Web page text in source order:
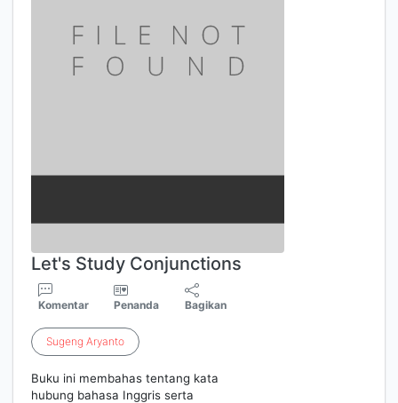
Let's Study Conjunctions
Komentar Penanda Bagikan
Sugeng Aryanto
Buku ini membahas tentang kata
hubung bahasa Inggris serta